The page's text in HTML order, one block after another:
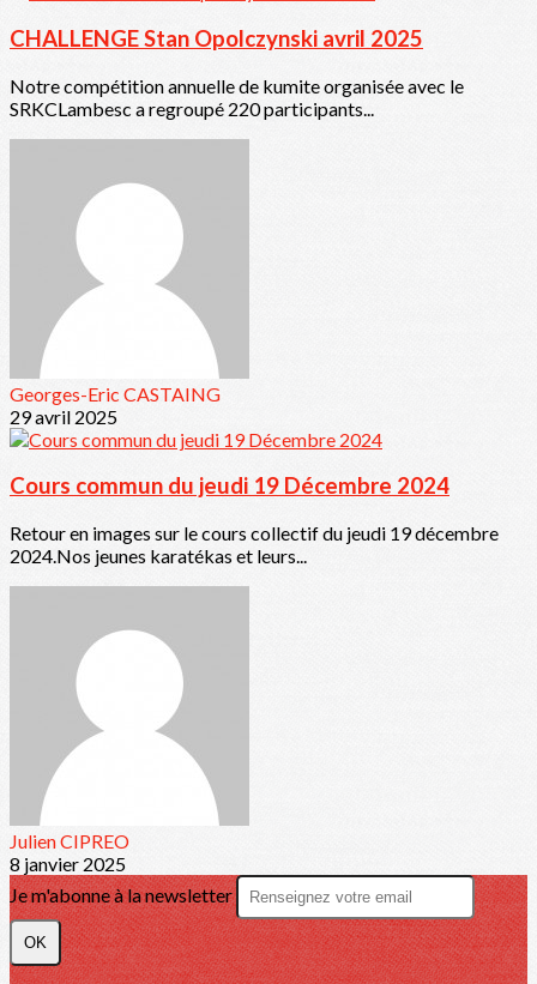
CHALLENGE Stan Opolczynski avril 2025
Notre compétition annuelle de kumite organisée avec le
SRKCLambesc a regroupé 220 participants...
Georges-Eric CASTAING
29 avril 2025
Cours commun du jeudi 19 Décembre 2024
Retour en images sur le cours collectif du jeudi 19 décembre
2024.Nos jeunes karatékas et leurs...
Julien CIPREO
8 janvier 2025
Je m'abonne à la newsletter
OK